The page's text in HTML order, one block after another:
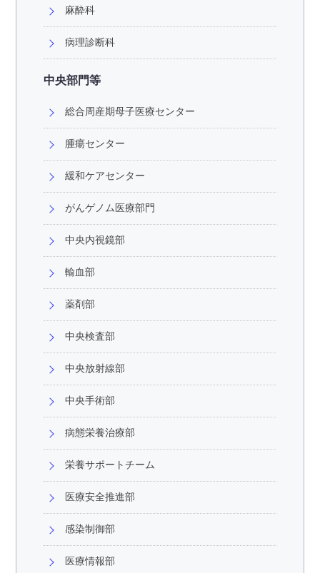
麻酔科
病理診断科
中央部門等
総合周産期母子医療センター
腫瘍センター
緩和ケアセンター
がんゲノム医療部門
中央内視鏡部
輸血部
薬剤部
中央検査部
中央放射線部
中央手術部
病態栄養治療部
栄養サポートチーム
医療安全推進部
感染制御部
医療情報部